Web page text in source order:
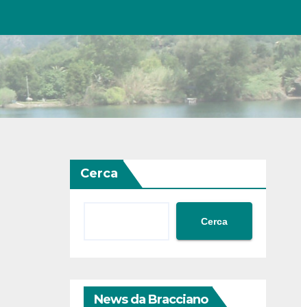
Cerca
Cerca
News da Bracciano